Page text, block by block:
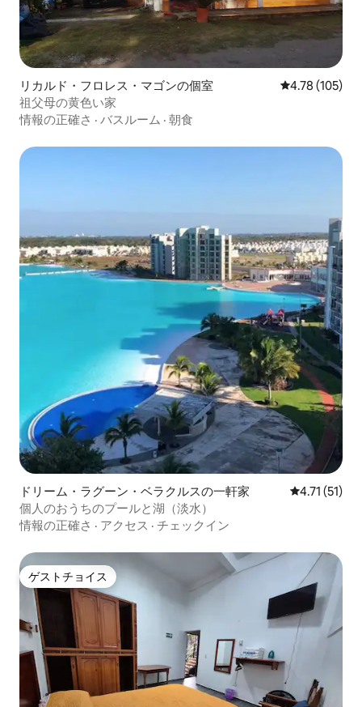
リカルド・フロレス・マゴンの個室 レビュー105
4.78 (105)
祖父母の黄色い家
情報の正確さ · バスルーム · 朝食
ドリーム・ラグーン・ベラクルスの一軒家 レビュー51
4.71 (51)
個人のおうちのプールと湖（淡水）
情報の正確さ · アクセス · チェックイン
ゲストチョイス
ゲストチョイス